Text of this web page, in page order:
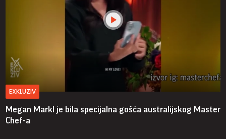
EXKLUZIV
Megan Markl je bila specijalna gošća australijskog Master
Chef-a